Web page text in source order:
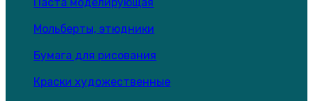
Мольберты, этюдники
Бумага для рисования
Краски художественные